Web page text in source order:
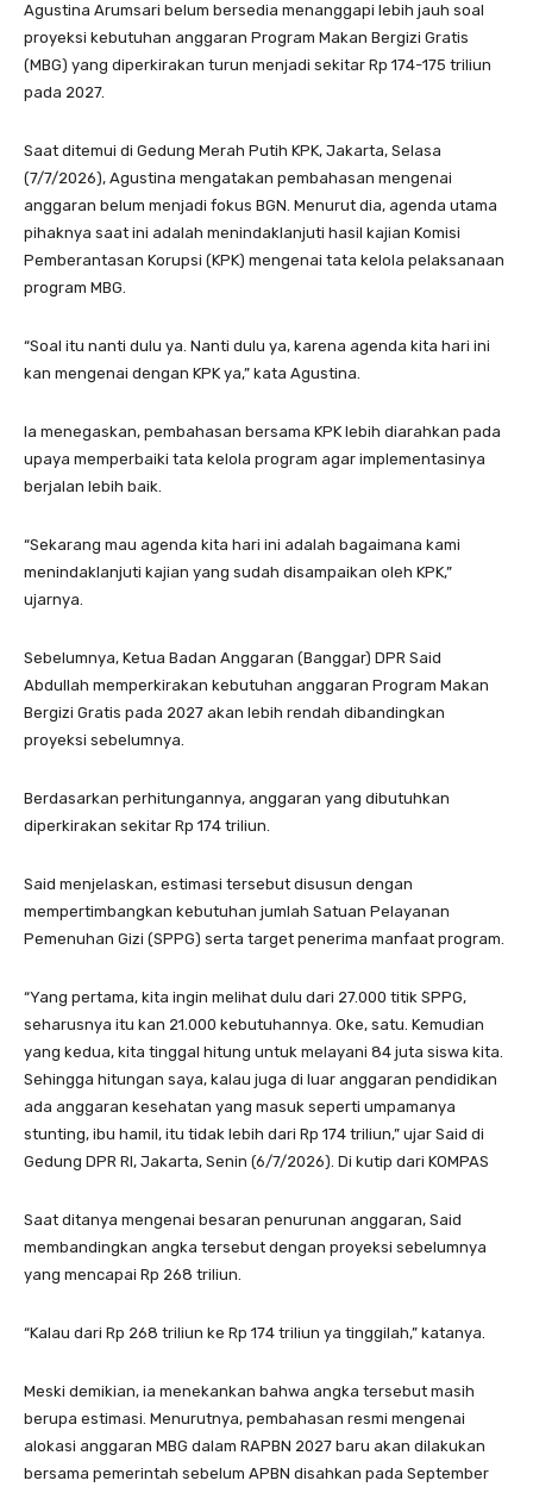
Agustina Arumsari belum bersedia menanggapi lebih jauh soal
proyeksi kebutuhan anggaran Program Makan Bergizi Gratis
(MBG) yang diperkirakan turun menjadi sekitar Rp 174-175 triliun
pada 2027.
Saat ditemui di Gedung Merah Putih KPK, Jakarta, Selasa
(7/7/2026), Agustina mengatakan pembahasan mengenai
anggaran belum menjadi fokus BGN. Menurut dia, agenda utama
pihaknya saat ini adalah menindaklanjuti hasil kajian Komisi
Pemberantasan Korupsi (KPK) mengenai tata kelola pelaksanaan
program MBG.
“Soal itu nanti dulu ya. Nanti dulu ya, karena agenda kita hari ini
kan mengenai dengan KPK ya,” kata Agustina.
Ia menegaskan, pembahasan bersama KPK lebih diarahkan pada
upaya memperbaiki tata kelola program agar implementasinya
berjalan lebih baik.
“Sekarang mau agenda kita hari ini adalah bagaimana kami
menindaklanjuti kajian yang sudah disampaikan oleh KPK,”
ujarnya.
Sebelumnya, Ketua Badan Anggaran (Banggar) DPR Said
Abdullah memperkirakan kebutuhan anggaran Program Makan
Bergizi Gratis pada 2027 akan lebih rendah dibandingkan
proyeksi sebelumnya.
Berdasarkan perhitungannya, anggaran yang dibutuhkan
diperkirakan sekitar Rp 174 triliun.
Said menjelaskan, estimasi tersebut disusun dengan
mempertimbangkan kebutuhan jumlah Satuan Pelayanan
Pemenuhan Gizi (SPPG) serta target penerima manfaat program.
“Yang pertama, kita ingin melihat dulu dari 27.000 titik SPPG,
seharusnya itu kan 21.000 kebutuhannya. Oke, satu. Kemudian
yang kedua, kita tinggal hitung untuk melayani 84 juta siswa kita.
Sehingga hitungan saya, kalau juga di luar anggaran pendidikan
ada anggaran kesehatan yang masuk seperti umpamanya
stunting, ibu hamil, itu tidak lebih dari Rp 174 triliun,” ujar Said di
Gedung DPR RI, Jakarta, Senin (6/7/2026). Di kutip dari KOMPAS
Saat ditanya mengenai besaran penurunan anggaran, Said
membandingkan angka tersebut dengan proyeksi sebelumnya
yang mencapai Rp 268 triliun.
“Kalau dari Rp 268 triliun ke Rp 174 triliun ya tinggilah,” katanya.
Meski demikian, ia menekankan bahwa angka tersebut masih
berupa estimasi. Menurutnya, pembahasan resmi mengenai
alokasi anggaran MBG dalam RAPBN 2027 baru akan dilakukan
bersama pemerintah sebelum APBN disahkan pada September